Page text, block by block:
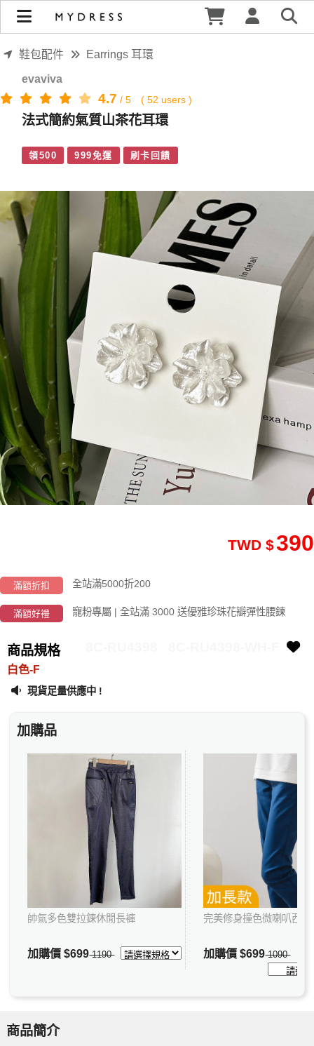
法式簡約氣質山茶花耳環 | MYDRESS 時裳韓風
鞋包配件 Earrings 耳環
evaviva
4.7 / 5 ( 52 users )
法式簡約氣質山茶花耳環
領500 999免運 刷卡回饋
390
TWD $
滿額折扣 全站滿5000折200
滿額好禮 寵粉專屬 | 全站滿 3000 送優雅珍珠花瓣彈性腰鍊
商品規格
白色-F
現貨足量供應中 !
加購品
帥氣多色雙拉鍊休閒長褲
加購價$6991190
完美修身撞色微喇叭西裝
加購價$6991090
商品簡介